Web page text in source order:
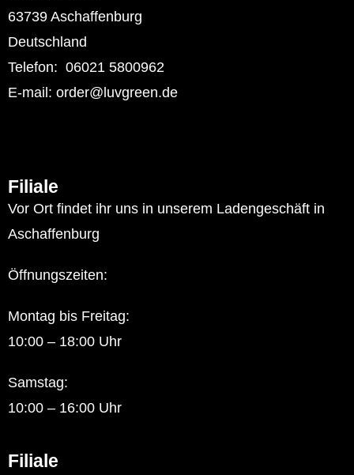
63739 Aschaffenburg
Deutschland
Telefon: 06021 5800962
E-mail: order@luvgreen.de
Filiale
Vor Ort findet ihr uns in unserem Ladengeschäft in
Aschaffenburg
Öffnungszeiten:
Montag bis Freitag:
10:00 – 18:00 Uhr
Samstag:
10:00 – 16:00 Uhr
Filiale